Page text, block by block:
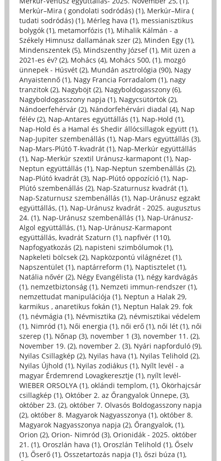
Merkúr–Mira ( gondolati sodródás) (1), Merkúr–Mira (
tudati sodródás) (1), Mérleg hava (1), messianisztikus
bolygók (1), metamorfózis (1), Mihalik Kálmán - a
Székely Himnusz dallamának szer (2), Minden Egy (1),
Mindenszentek (5), Mindszenthy József (1), Mit üzen a
2021-es év? (2), Mohács (4), Mohács 500, (1), mozgó
ünnepek - Húsvét (2), Mundán asztrológia (90), Nagy
Anyaistennő (1), Nagy Francia Forradalom (1), nagy
tranzitok (2), Nagyböjt (2), Nagyboldogasszony (6),
Nagyboldogasszony napja (1), Nagycsütörtök (2),
Nándoerfehérvár (2), Nándorfehérvári diadal (4), Nap
félév (2), Nap-Antares együttállás (1), Nap-Hold (1),
Nap-Hold és a Hamal és Shedir állócsillagok együtt (1),
Nap-Jupiter szembenállás (1), Nap-Mars együttállás (3),
Nap-Mars-Plútó T-kvadrát (1), Nap-Merkúr együttállás
(1), Nap-Merkúr szextil Uránusz-karmapont (1), Nap-
Neptun együttállás (1), Nap-Neptun szembenállás (2),
Nap-Plútó kvadrát (3), Nap-Plútó oppozíció (1), Nap-
Plútó szembenállás (2), Nap-Szaturnusz kvadrát (1),
Nap-Szaturnusz szembenállás (1), Nap-Uránusz egzakt
együttállás, (1), Nap-Uránusz kvadrát - 2025. augusztus
24. (1), Nap-Uránusz szembenállás (1), Nap-Uránusz-
Algol együttállás, (1), Nap-Uránusz-Karmapont
együttállás, kvadrát Szaturn (1), napfivér (110),
Napfogyatkozás (2), napisteni szimbólumok (1),
Napkeleti bölcsek (2), Napközpontú világnézet (1),
Napszentület (1), naptárreform (1), Naptisztelet (1),
Natália nővér (2), Négy Evangélista (1), négy kardvágás
(1), nemzetbiztonság (1), Nemzeti immun-rendszer (1),
nemzettudat manipulációja (1), Neptun a Halak 29,
karmikus , anaretikus fokán (1), Neptun Halak 29. fok
(1), névmágia (1), Névmisztika (2), névmisztikai védelem
(1), Nimród (1), Női energia (1), női erő (1), női lét (1), női
szerep (1), Nőnap (3), november 1 (3), november 11. (2),
November 19. (2), november 2. (3), Nyári napforduló (9),
Nyilas Csillagkép (2), Nyilas hava (1), Nyilas Telihold (2),
Nyilas Újhold (1), Nyilas zodiákus (1), Nyílt levél - a
magyar Érdemrend Lovagkeresztje (1), nyílt levél-
WIEBER ORSOLYA (1), oklándi templom, (1), Ökörhajcsár
csillagkép (1), Október 2. az Őrangyalok Ünnepe, (3),
október 23. (2), október 7. Olvasós Boldogasszony napja
(2), október 8. Magyarok Nagyasszonya (1), október 8.
Magyarok Nagyasszonya napja (2), Őrangyalok, (1),
Orion (2), Orion- Nimród (3), Orionidák - 2025. október
21. (1), Oroszlán hava (1), Oroszlán Telihold (1), Őselv
(1), Őserő (1), Összetartozás napja (1), őszi búza (1),